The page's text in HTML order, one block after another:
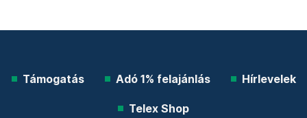
Támogatás Adó 1% felajánlás Hírlevelek
Telex Shop